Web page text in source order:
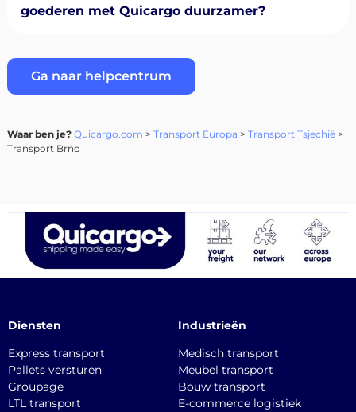
goederen met Quicargo duurzamer?
Ga naar helpcentrum
Waar ben je? Quicargo.com > Transport Europa > Transport Tsjechië>
Transport Brno
Diensten
Express transport
Pallets versturen
Groupage
LTL transport
Industrieën
Medisch transport
Meubel transport
Bouw transport
E-commerce logistiek